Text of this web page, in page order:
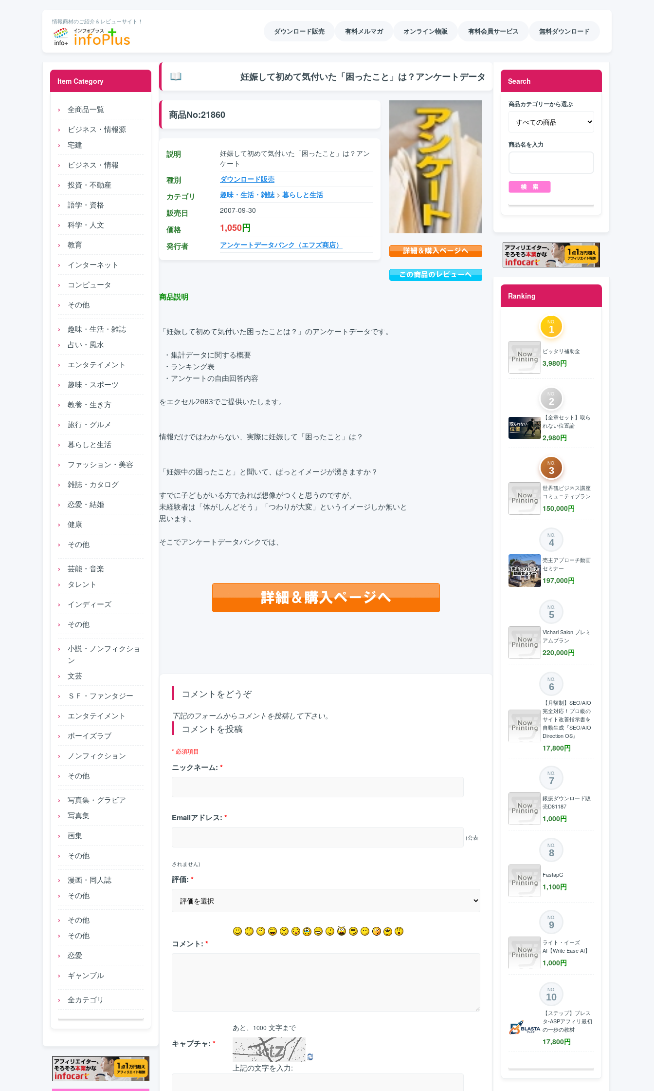
情報商材のご紹介＆レビューサイト！
ダウンロード販売 有料メルマガ オンライン物販 有料会員サービス 無料ダウンロード
Item Category
全商品一覧
ビジネス・情報源
宅建
ビジネス・情報
投資・不動産
語学・資格
科学・人文
教育
インターネット
コンピュータ
その他
趣味・生活・雑誌
占い・風水
エンタテイメント
趣味・スポーツ
教養・生き方
旅行・グルメ
暮らしと生活
ファッション・美容
雑誌・カタログ
恋愛・結婚
健康
その他
芸能・音楽
タレント
インディーズ
その他
小説・ノンフィクショ
ン
文芸
ＳＦ・ファンタジー
エンタテイメント
ボーイズラブ
ノンフィクション
その他
写真集・グラビア
写真集
画集
その他
漫画・同人誌
その他
その他
その他
恋愛
ギャンブル
全カテゴリ
妊娠して初めて気付いた「困ったこと」は？アンケートデータ
商品No:21860
説明
妊娠して初めて気付いた「困ったこと」は？アン
ケート
種別 ダウンロード販売
カテゴリ 趣味・生活・雑誌> 暮らしと生活
販売日 2007-09-30
価格 1,050円
発行者 アンケートデータバンク（エフズ商店）
商品説明
「妊娠して初めて気付いた困ったことは？」のアンケートデータです。
・集計データに関する概要
・ランキング表
・アンケートの自由回答内容
をエクセル2003でご提供いたします。
情報だけではわからない、実際に妊娠して「困ったこと」は？
「妊娠中の困ったこと」と聞いて、ぱっとイメージが湧きますか？
すでに子どもがいる方であれば想像がつくと思うのですが、
未経験者は「体がしんどそう」「つわりが大変」というイメージしか無いと
思います。
コメントをどうぞ
下記のフォームからコメントを投稿して下さい。
コメントを投稿
* 必須項目
ニックネーム: *
Emailアドレス: *
(公表
されません)
評価: *
コメント: *
あと、 1000 文字まで
キャプチャ: *
上記の文字を入力:
Search
商品カテゴリーから選ぶ
商品名を入力
Ranking
NO.
1
ピッタリ補助金
3,980円
NO.
2
【全章セット】取ら
れない位置論
2,980円
NO.
3
世界観ビジネス講座
コミュニティプラン
150,000円
NO.
4
売主アプローチ動画
セミナー
197,000円
NO.
5
Vicharl Salon プレミ
アムプラン
220,000円
NO.
6
【月額制】SEO/AIO
完全対応！プロ級の
サイト改善指示書を
自動生成『SEO/AIO
Direction OS』
17,800円
NO.
7
銀振ダウンロード販
売D81187
1,000円
NO.
8
FastapG
1,100円
NO.
9
ライト・イーズ
AI【Write Ease AI】
1,000円
NO.
10
【ステップ】ブレス
タ-ASPアフィリ最初
の一歩の教材
17,800円